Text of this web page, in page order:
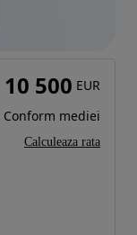
10 500 EUR
Conform mediei
Calculeaza rata